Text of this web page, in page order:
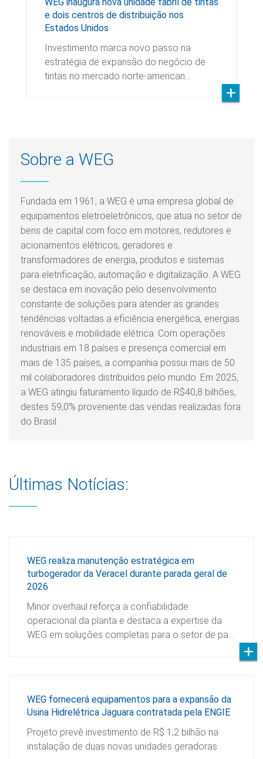
e dois centros de distribuição nos
Estados Unidos
Investimento marca novo passo na
estratégia de expansão do negócio de
tintas no mercado norte-american…
Sobre a WEG
Fundada em 1961, a WEG é uma empresa global de
equipamentos eletroeletrônicos, que atua no setor de
bens de capital com foco em motores, redutores e
acionamentos elétricos, geradores e
transformadores de energia, produtos e sistemas
para eletrificação, automação e digitalização. A WEG
se destaca em inovação pelo desenvolvimento
constante de soluções para atender as grandes
tendências voltadas a eficiência energética, energias
renováveis e mobilidade elétrica. Com operações
industriais em 18 países e presença comercial em
mais de 135 países, a companhia possui mais de 50
mil colaboradores distribuídos pelo mundo. Em 2025,
a WEG atingiu faturamento líquido de R$40,8 bilhões,
destes 59,0% proveniente das vendas realizadas fora
do Brasil.
Últimas Notícias:
WEG realiza manutenção estratégica em
turbogerador da Veracel durante parada geral de
2026
Minor overhaul reforça a confiabilidade
operacional da planta e destaca a expertise da
WEG em soluções completas para o setor de pa…
WEG fornecerá equipamentos para a expansão da
Usina Hidrelétrica Jaguara contratada pela ENGIE
Projeto prevê investimento de R$ 1,2 bilhão na
instalação de duas novas unidades geradoras